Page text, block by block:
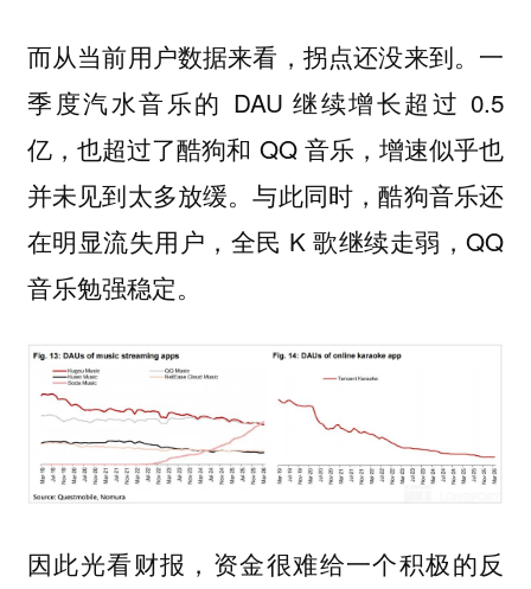
而从当前用户数据来看，拐点还没来到。 一
季度汽水音乐的 DAU 继续增长超过 0.5
亿，也超过了酷狗和 QQ 音乐，增速似乎也
并未见到太多放缓。与此同时，酷狗音乐还
在明显流失用户，全民 K 歌继续走弱，QQ
音乐勉强稳定。
因此光看财报，资金很难给一个积极的反